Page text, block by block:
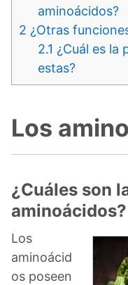
aminoácidos?
2 ¿Otras
2.1 ¿Cuál es la
estas?
Los
¿Cuáles son
aminoácidos?
Los
aminoácid
os poseen